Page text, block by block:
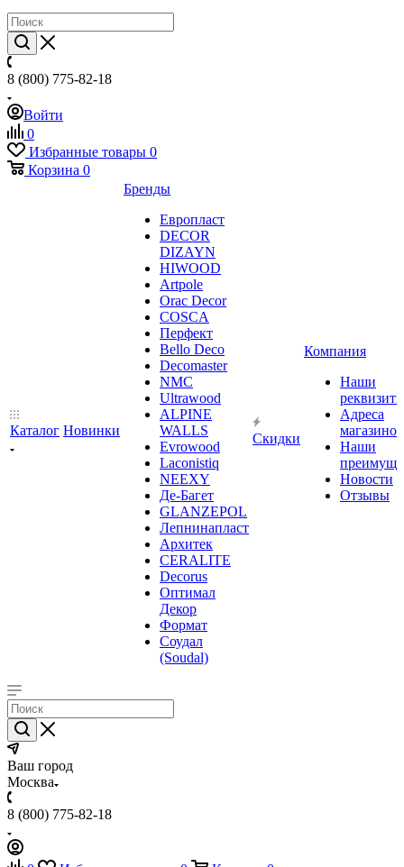
8 (800) 775-82-18
Войти
0
Избранные товары 0
Корзина 0
Каталог Новинки
Бренды
Европласт
DECOR
DIZAYN
HIWOOD
Artpole
Orac Decor
COSCA
Перфект
Bello Deco
Decomaster
NMС
Ultrawood
ALPINE
WALLS
Evrowood
Laconistiq
NEEXY
Де-Багет
GLANZEPOL
Лепнинапласт
Архитек
CERALITE
Decorus
Оптимал
Декор
Формат
Соудал
(Soudal)
Скидки
Компания
Наши
Адреса
магазинов
Наши
Новости
Отзывы
Ваш город
Москва
8 (800) 775-82-18